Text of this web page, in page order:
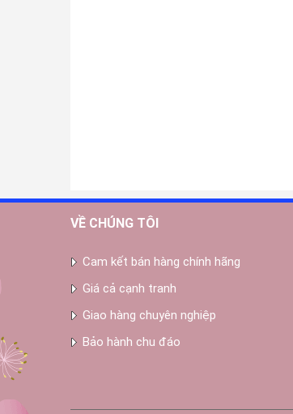
VỀ CHÚNG TÔI
Cam kết bán hàng chính hãng
Giá cả cạnh tranh
Giao hàng chuyên nghiệp
Bảo hành chu đáo